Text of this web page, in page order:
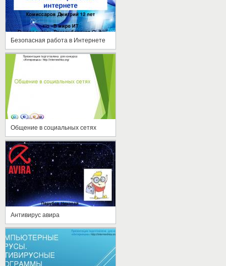
Безопасная работа в Интернете
Общение в социальных сетях
Антивирус авира